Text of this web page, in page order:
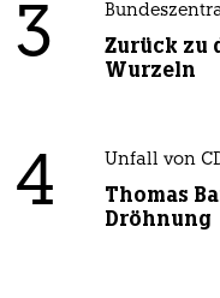
3
Zurück zu
Wurzeln
4 Unfall von
Thomas
Dröhnung